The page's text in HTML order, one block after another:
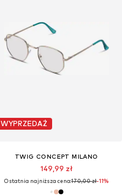
WYPRZEDAŻ
TWIG CONCEPT MILANO
149,99 zł
Ostatnia najniższa cena:170,00 zł-11%